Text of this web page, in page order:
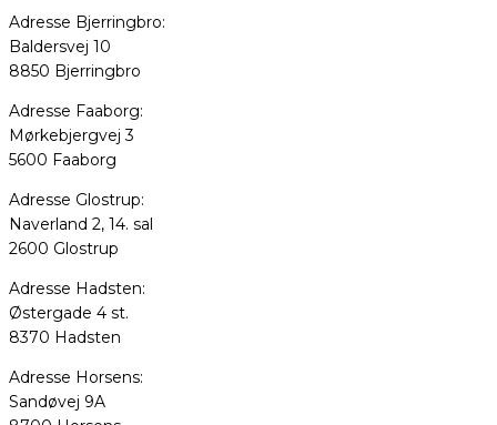
Adresse Bjerringbro:
Baldersvej 10
8850 Bjerringbro
Adresse Faaborg:
Mørkebjergvej 3
5600 Faaborg
Adresse Glostrup:
Naverland 2, 14. sal
2600 Glostrup
Adresse Hadsten:
Østergade 4 st.
8370 Hadsten
Adresse Horsens:
Sandøvej 9A